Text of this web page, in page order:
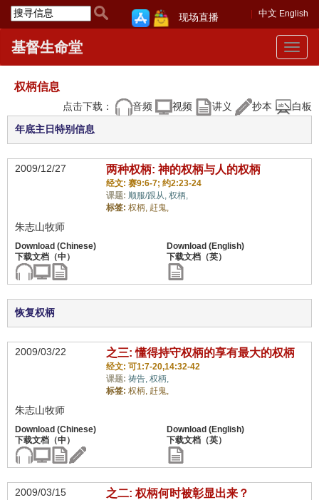
中文 English
现场直播
Toggle
基督生命堂
权柄信息
点击下载： 音频 视频 讲义 抄本 白板
年底主日特别信息
2009/12/27 两种权柄: 神的权柄与人的权柄
经文: 赛9:6-7; 约2:23-24
课题: 顺服/跟从, 权柄,
标签: 权柄, 赶鬼,
朱志山牧师
恢复权柄
2009/03/22 之三: 懂得持守权柄的享有最大的权柄
经文: 可1:7-20,14:32-42
课题: 祷告, 权柄,
标签: 权柄, 赶鬼,
朱志山牧师
2009/03/15 之二: 权柄何时被彰显出来？